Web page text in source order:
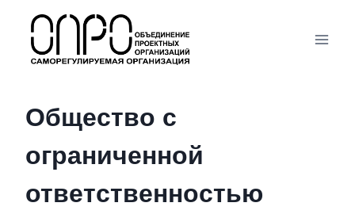
содержимому
Общество с
ограниченной
ответственностью